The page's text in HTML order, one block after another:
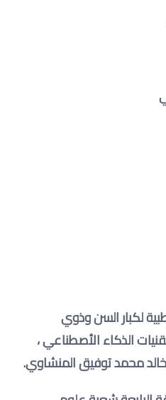
لكبار السن وذوي
الذكاء الأصطناعي ،
محمد توفيق المنشاوي.